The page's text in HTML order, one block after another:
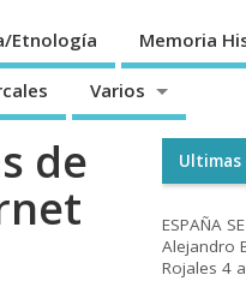
Etnología Memoria
Varios
de Ultimas
ESPAÑA
Alejandro
Rojales 4